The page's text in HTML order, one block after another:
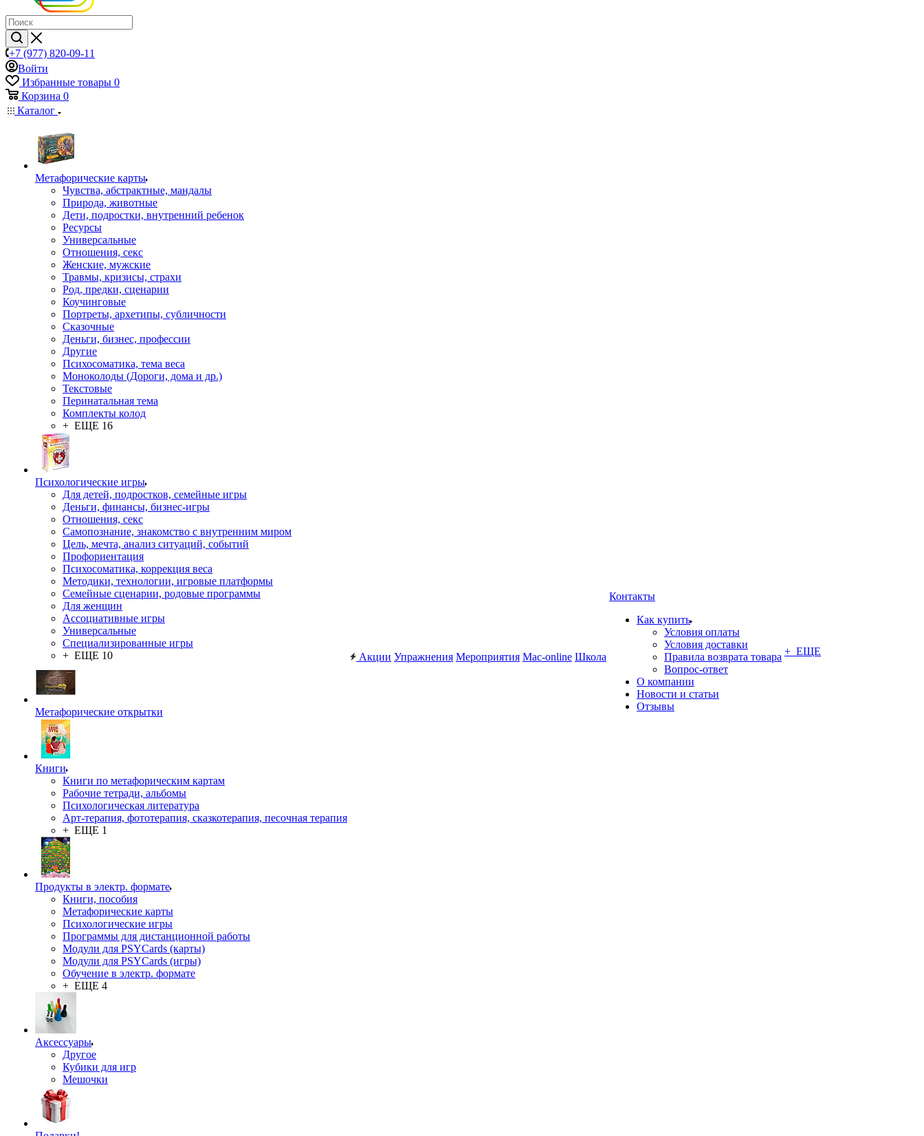
+7 (977) 820-09-11
Войти
Избранные товары 0
Корзина 0
Каталог
Mетафорические карты
Чувства, абстрактные, мандалы
Природа, животные
Дети, подростки, внутренний ребенок
Ресурсы
Универсальные
Отношения, секс
Женские, мужские
Травмы, кризисы, страхи
Род, предки, сценарии
Коучинговые
Портреты, архетипы, субличности
Сказочные
Деньги, бизнес, профессии
Другие
Психосоматика, тема веса
Моноколоды (Дороги, дома и др.)
Текстовые
Перинатальная тема
Комплекты колод
+ ЕЩЕ 16
Психологические игры
Для детей, подростков, семейные игры
Деньги, финансы, бизнес-игры
Отношения, секс
Самопознание, знакомство с внутренним миром
Цель, мечта, анализ ситуаций, событий
Профориентация
Психосоматика, коррекция веса
Методики, технологии, игровые платформы
Семейные сценарии, родовые программы
Для женщин
Ассоциативные игры
Универсальные
Специализированные игры
+ ЕЩЕ 10
Метафорические открытки
Книги
Книги по метафорическим картам
Рабочие тетради, альбомы
Психологическая литература
Арт-терапия, фототерапия, сказкотерапия, песочная терапия
+ ЕЩЕ 1
Продукты в электр. формате
Книги, пособия
Метафорические карты
Психологические игры
Программы для дистанционной работы
Модули для PSYCards (карты)
Модули для PSYCards (игры)
Обучение в электр. формате
+ ЕЩЕ 4
Аксессуары
Другое
Кубики для игр
Мешочки
Акции Упражнения Мероприятия Mac-online Школа
Контакты
Как купить
Условия оплаты
Условия доставки
Правила возврата товара
Вопрос-ответ
О компании
Новости и статьи
Отзывы
+ ЕЩЕ